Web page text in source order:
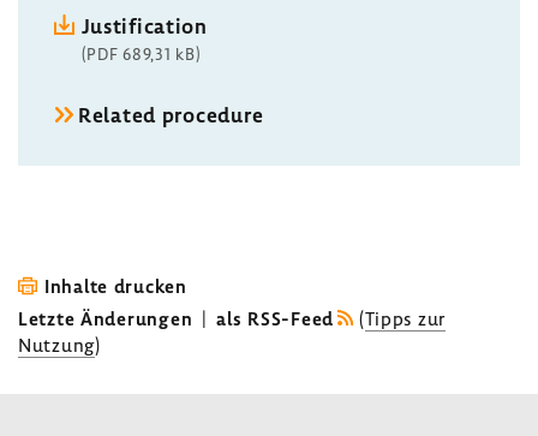
Justification
(PDF 689,31 kB)
Related procedure
Inhalte drucken
Letzte Änderungen | als RSS-Feed (Tipps zur
Nutzung)